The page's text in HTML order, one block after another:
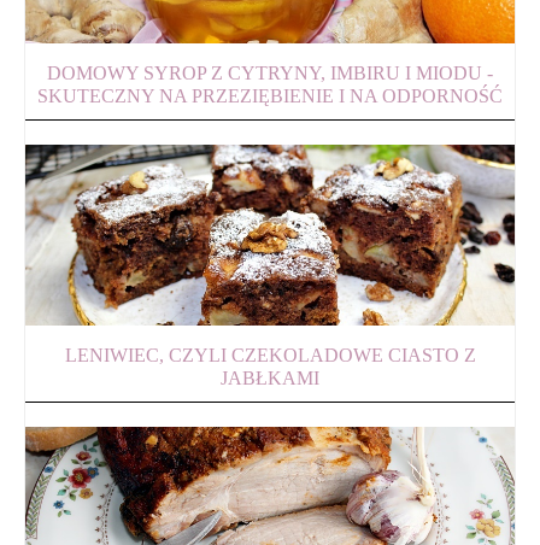
DOMOWY SYROP Z CYTRYNY, IMBIRU I MIODU -
SKUTECZNY NA PRZEZIĘBIENIE I NA ODPORNOŚĆ
LENIWIEC, CZYLI CZEKOLADOWE CIASTO Z
JABŁKAMI